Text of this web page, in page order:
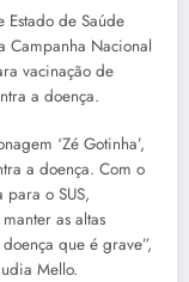
Estado de Saúde
Campanha Nacional
vacinação de
a doença.
‘Zé Gotinha’,
a doença. Com o
o SUS,
as altas
que é grave”,
Mello.